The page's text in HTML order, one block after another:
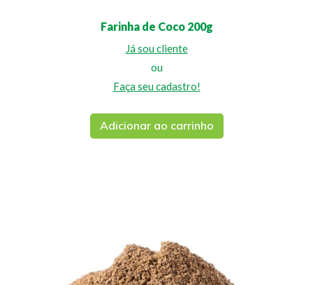
Farinha de Coco 200g
Já sou cliente
ou
Faça seu cadastro!
Adicionar ao carrinho